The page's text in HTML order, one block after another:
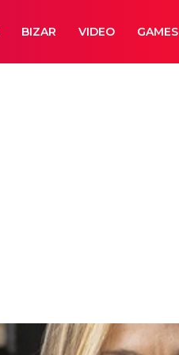
BIZAR VIDEO GAMES